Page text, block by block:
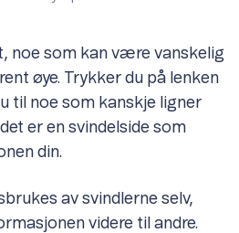
noe som kan være vanskelig
øye. Trykker du på lenken
til noe som kanskje ligner
er en svindelside som
din.
av svindlerne selv,
videre til andre.